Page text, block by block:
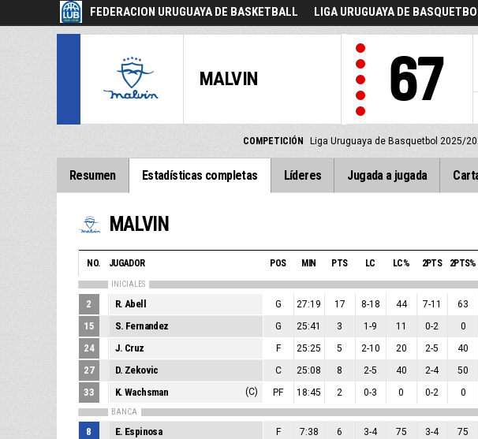
FEDERACION URUGUAYA DE BASKETBALL LIGA URUGUAYA DE
MALVIN 67
COMPETICIÓN Liga Uruguaya de Basquetbol 2025/
Resumen Estadísticas completas Líderes Jugada a jugada
MALVIN
NO. JUGADOR POS MIN PTS LC LC% 2PTS 2PTS%
INICIALES
2 R. Abell G 27:19 17 8-18 44 7-11 63
15 S. Fernandez G 25:41 3 1-9 11 0-2 0
24 J. Cruz F 25:25 5 2-10 20 2-5 40
27 D. Zekovic C 25:08 8 2-5 40 2-4 50
33 K. Wachsman (C) PF 18:45 2 0-3 0 0-2 0
BANCA
8 E. Espinosa F 7:38 6 3-4 75 3-4 75